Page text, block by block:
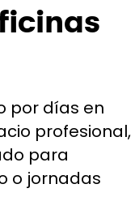
por días en
profesional,
para
o jornadas